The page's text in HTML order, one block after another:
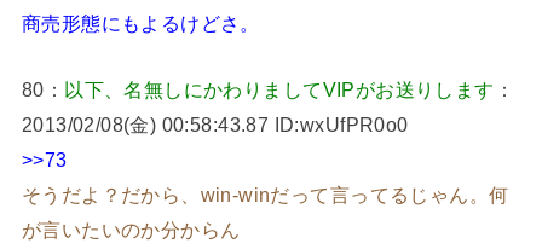
商売形態にもよるけどさ。
80： 以下、名無しにかわりましてVIPがお送りします ：
2013/02/08(金) 00:58:43.87 ID:wxUfPR0o0
>>73
そうだよ？だから、win-winだって言ってるじゃん。何
が言いたいのか分からん